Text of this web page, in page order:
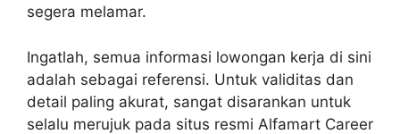
segera melamar.
Ingatlah, semua informasi lowongan kerja di sini
adalah sebagai referensi. Untuk validitas dan
detail paling akurat, sangat disarankan untuk
selalu merujuk pada situs resmi Alfamart Career